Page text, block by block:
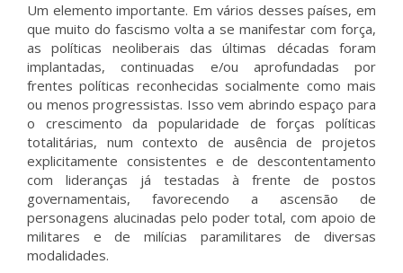
Um elemento importante. Em vários desses países, em
que muito do fascismo volta a se manifestar com força,
as políticas neoliberais das últimas décadas foram
implantadas, continuadas e/ou aprofundadas por
frentes políticas reconhecidas socialmente como mais
ou menos progressistas. Isso vem abrindo espaço para
o crescimento da popularidade de forças políticas
totalitárias, num contexto de ausência de projetos
explicitamente consistentes e de descontentamento
com lideranças já testadas à frente de postos
governamentais, favorecendo a ascensão de
personagens alucinadas pelo poder total, com apoio de
militares e de milícias paramilitares de diversas
modalidades.